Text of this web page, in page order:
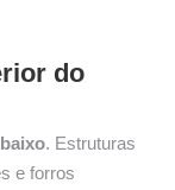
do
. Estruturas
e forros